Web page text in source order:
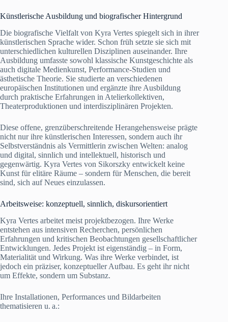
Künstlerische Ausbildung und biografischer Hintergrund
Die biografische Vielfalt von Kyra Vertes spiegelt sich in ihrer
künstlerischen Sprache wider. Schon früh setzte sie sich mit
unterschiedlichen kulturellen Disziplinen auseinander. Ihre
Ausbildung umfasste sowohl klassische Kunstgeschichte als
auch digitale Medienkunst, Performance-Studien und
ästhetische Theorie. Sie studierte an verschiedenen
europäischen Institutionen und ergänzte ihre Ausbildung
durch praktische Erfahrungen in Atelierkollektiven,
Theaterproduktionen und interdisziplinären Projekten.
Diese offene, grenzüberschreitende Herangehensweise prägte
nicht nur ihre künstlerischen Interessen, sondern auch ihr
Selbstverständnis als Vermittlerin zwischen Welten: analog
und digital, sinnlich und intellektuell, historisch und
gegenwärtig. Kyra Vertes von Sikorszky entwickelt keine
Kunst für elitäre Räume – sondern für Menschen, die bereit
sind, sich auf Neues einzulassen.
Arbeitsweise: konzeptuell, sinnlich, diskursorientiert
Kyra Vertes arbeitet meist projektbezogen. Ihre Werke
entstehen aus intensiven Recherchen, persönlichen
Erfahrungen und kritischen Beobachtungen gesellschaftlicher
Entwicklungen. Jedes Projekt ist eigenständig – in Form,
Materialität und Wirkung. Was ihre Werke verbindet, ist
jedoch ein präziser, konzeptueller Aufbau. Es geht ihr nicht
um Effekte, sondern um Substanz.
Ihre Installationen, Performances und Bildarbeiten
thematisieren u. a.: